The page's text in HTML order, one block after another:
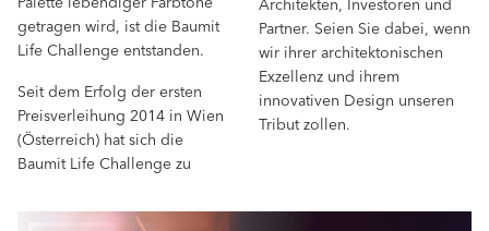
getragen wird, ist die Baumit
Life Challenge entstanden.
Seit dem Erfolg der ersten
Preisverleihung 2014 in Wien
(Österreich) hat sich die
Baumit Life Challenge zu
Architekten, Investoren und
Partner. Seien Sie dabei, wenn
wir ihrer architektonischen
Exzellenz und ihrem
innovativen Design unseren
Tribut zollen.